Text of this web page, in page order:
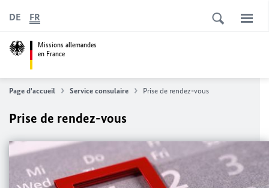
Missions allemandes
en France
DE FR
Page d'accueil Service consulaire Prise de rendez-vous
Prise de rendez-vous